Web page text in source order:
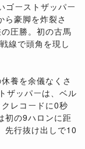
ゴーストザッパー
ら豪脚を炸裂さ
圧勝。初の古馬
線で頭角を現し
養を余儀なくさ
ザッパーは、ベル
レコードに0秒
初の9ハロンに距
先行抜け出しで10